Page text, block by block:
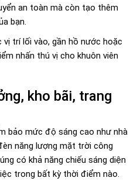
an toàn mà còn tạo thêm
bạn.
trí lối vào, gần hồ nước hoặc
nhấn thú vị cho khuôn viên
kho bãi, trang
bảo mức độ sáng cao như nhà
năng lượng mặt trời công
có khả năng chiếu sáng diện
trong bất kỳ thời điểm nào.